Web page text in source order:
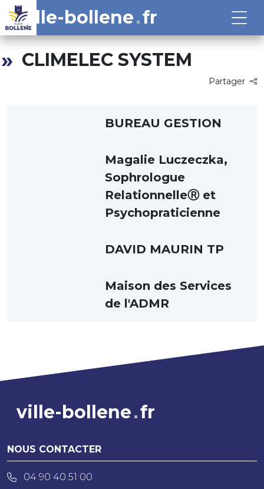
ville-bollene fr
CLIMELEC SYSTEM
Partager
BUREAU GESTION
Magalie Luczeczka,
Sophrologue
RelationnelleⓇ et
Psychopraticienne
DAVID MAURIN TP
Maison des Services
de l'ADMR
ville-bollene fr
NOUS CONTACTER
04 90 40 51 00